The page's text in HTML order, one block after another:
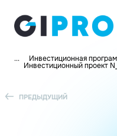
... Инвестиционная
Инвестиционный проект
ПРЕДЫДУЩИЙ